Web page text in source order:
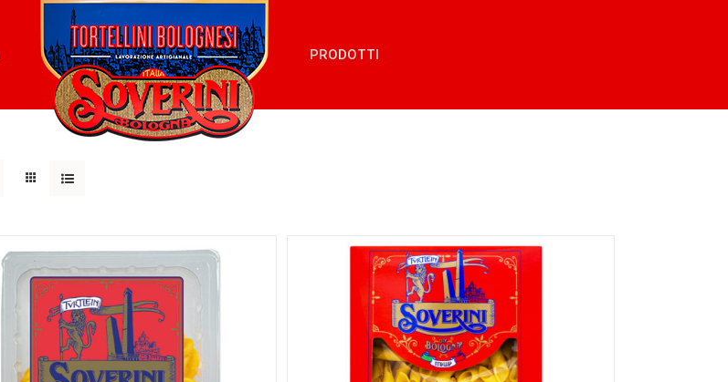
PRODOTTI